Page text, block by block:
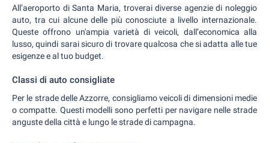
All’aeroporto di Santa Maria, troverai diverse agenzie di noleggio
auto, tra cui alcune delle più conosciute a livello internazionale.
Queste offrono un'ampia varietà di veicoli, dall’economica alla
lusso, quindi sarai sicuro di trovare qualcosa che si adatta alle tue
esigenze e al tuo budget.
Classi di auto consigliate
Per le strade delle Azzorre, consigliamo veicoli di dimensioni medie
o compatte. Questi modelli sono perfetti per navigare nelle strade
anguste della città e lungo le strade di campagna.